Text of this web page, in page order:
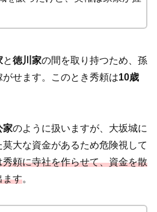
と徳川家の間を取り持つため、孫
がせます。このとき秀頼は10歳
家のように扱いますが、大坂城に
大な資金があるため危険視して
秀頼に寺社を作らせて、資金を散
ます。